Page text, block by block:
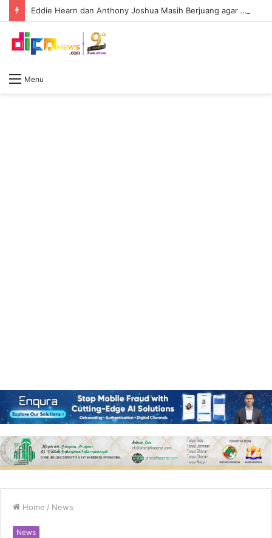
Eddie Hearn dan Anthony Joshua Masih Berjuang agar Duel Lawan Tyson Fury Digelar di Inggris
Menu
Home / News
News